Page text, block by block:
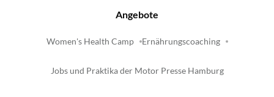
Angebote
Women's Health Camp Ernährungscoaching
Jobs und Praktika der Motor Presse Hamburg